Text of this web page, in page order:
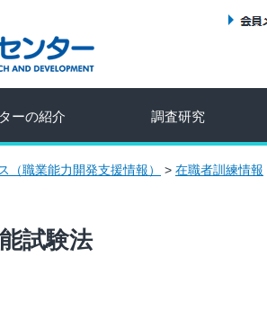
ーの紹介 調査研究
（職業能力開発支援情報） > 在職者訓練情報
試験法